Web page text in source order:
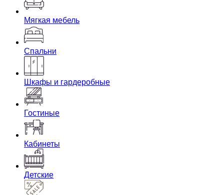
Мягкая мебель
Спальни
Шкафы и гардеробные
Гостиные
Кабинеты
Детские